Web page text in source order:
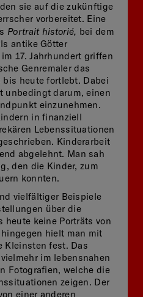
sie auf die zukünftige
vorbereitet. Eine
Portrait historié, bei dem
antike Götter
17. Jahrhundert griffen
Genremaler das
bis heute fortlebt. Dabei
unbedingt darum, einen
einzunehmen.
in finanziell
Lebenssituationen
Kinderarbeit
abgelehnt. Man sah
den die Kinder, zum
konnten.
vielfältiger Beispiele
über die
heute keine Porträts von
hielt man mit
Kleinsten fest. Das
im lebensnahen
Fotografien, welche die
zeigen. Der
einer anderen